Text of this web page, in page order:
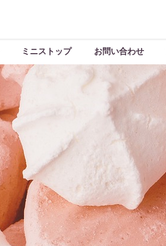
ミニストップ お問い合わせ